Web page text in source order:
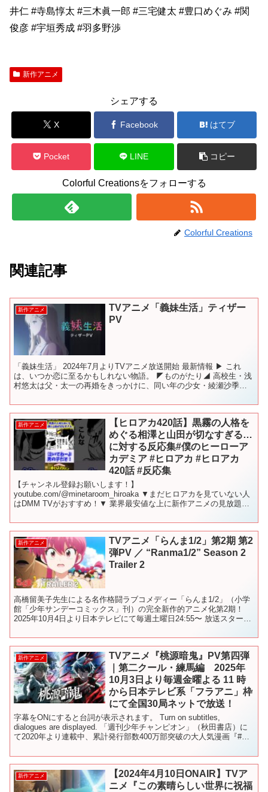
井仁 #寺島惇太 #三木眞一郎 #三宅健太 #豊口めぐみ #関
俊彦 #宇垣秀成 #羽多野渉
新作アニメ
シェアする
X Facebook はてブ
Pocket LINE コピー
Colorful Creationsをフォローする
Colorful Creations
関連記事
新作アニメ
TVアニメ「義妹生活」ティザー
PV
「義妹生活」 2024年7月よりTVアニメ放送開始 最新情報 ▶ これ
は、いつか恋に至るかもしれない物語。 ◤ものがたり◢ 高校生・浅
村悠太は父・太一の再婚をきっかけに、同い年の少女・綾瀬沙季と
新作アニメ
【ヒロアカ420話】黒霧の人格を
めぐる相澤と山田が切なすぎる…
に対する反応集#僕のヒーローア
カデミア #ヒロアカ #ヒロアカ
420話 #反応集
【チャンネル登録お願いします！】
youtube.com/@minetaroom_hiroaka ▼まだヒロアカを見ていない人
はDMM TVがおすすめ！▼ 業界最安値な上に新作アニメの見放題作
新作アニメ
TVアニメ「らんま1/2」第2期 第2
弾PV ／ “Ranma1/2” Season 2
Trailer 2
高橋留美子先生による名作格闘ラブコメディー「らんま1/2」（小学
館「少年サンデーコミックス」刊）の完全新作的アニメ化第2期！
2025年10月4日より日本テレビにて毎週土曜日24:55〜 放送スター
新作アニメ
TVアニメ『桃源暗鬼』PV第四弾
｜第二クール・練馬編 2025年
10月3日より毎週金曜よる 11 時
から日本テレビ系「フラアニ」枠
にて全国30局ネットで放送！
字幕をONにすると台詞が表示されます。 Turn on subtitles,
dialogues are displayed. 「週刊少年チャンピオン」（秋田書店）に
て2020年より連載中、累計発行部数400万部突破の大人気漫画『#桃
新作アニメ
【2024年4月10日ONAIR】TVア
ニメ『この素晴らしい世界に祝福